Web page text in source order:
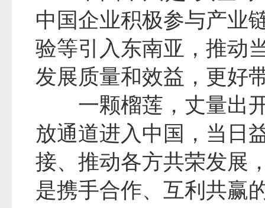
中国企业积极参与产业
验等引入东南亚，推动
发展质量和效益，更好
一颗榴莲，丈量出
放通道进入中国，当日
接、推动各方共荣发展
是携手合作、互利共赢